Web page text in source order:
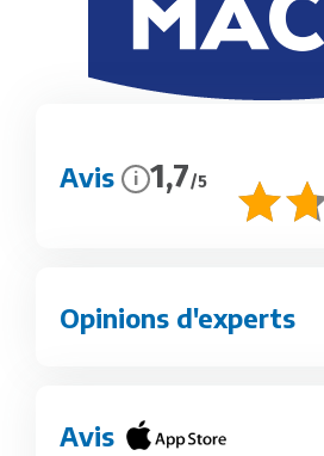
Avis i 1,7/5
Opinions d'experts
Avis